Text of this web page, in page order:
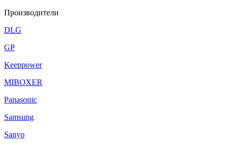
Производители
DLG
GP
Keeppower
MIBOXER
Panasonic
Samsung
Sanyo